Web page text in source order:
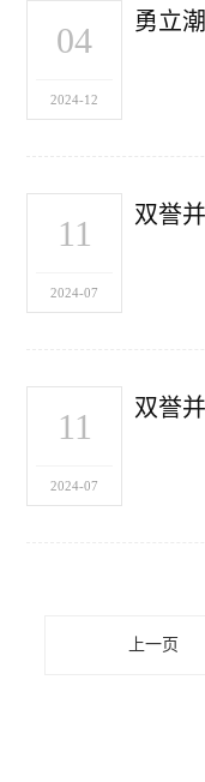
04
2024-12
11
2024-07
11
2024-07
上一页